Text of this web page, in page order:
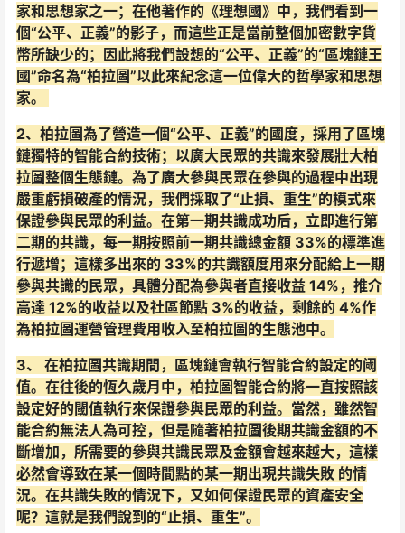
家和思想家之一；在他著作的《理想國》中，我們看到一
個“公平、正義”的影子，而這些正是當前整個加密數字貨
幣所缺少的；因此將我們設想的“公平、正義”的“區塊鏈王
國”命名為“柏拉圖”以此來紀念這一位偉大的哲學家和思想
家。
2、柏拉圖為了營造一個“公平、正義”的國度，採用了區塊
鏈獨特的智能合約技術；以廣大民眾的共識來發展壯大柏
拉圖整個生態鏈。為了廣大參與民眾在參與的過程中出現
嚴重虧損破產的情況，我們採取了“止損、重生”的模式來
保證參與民眾的利益。在第一期共識成功后，立即進行第
二期的共識，每一期按照前一期共識總金額 33%的標準進
行遞增；這樣多出來的 33%的共識額度用來分配給上一期
參與共識的民眾，具體分配為參與者直接收益 14%，推介
高達 12%的收益以及社區節點 3%的收益，剩餘的 4%作
為柏拉圖運營管理費用收入至柏拉圖的生態池中。
3、 在柏拉圖共識期間，區塊鏈會執行智能合約設定的阈
值。在往後的恆久歲月中，柏拉圖智能合約將一直按照該
設定好的閾值執行來保證參與民眾的利益。當然，雖然智
能合約無法人為可控，但是隨著柏拉圖後期共識金額的不
斷增加，所需要的參與共識民眾及金額會越來越大，這樣
必然會導致在某一個時間點的某一期出現共識失敗 的情
況。在共識失敗的情況下，又如何保證民眾的資產安全
呢？這就是我們說到的“止損、重生”。